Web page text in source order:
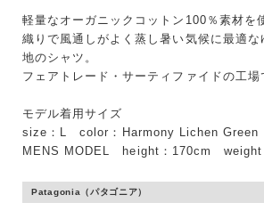
キーワード
MENS
軽量なオーガニックコットン100％素材を
織りで風通しがよく蒸し暑い気候に最適
地のシャツ。
フェアトレード・サーティファイドの工場
モデル着用サイズ
size：L color：Harmony Lichen Green
MENS MODEL height：170cm weight
Patagonia（パタゴニア）